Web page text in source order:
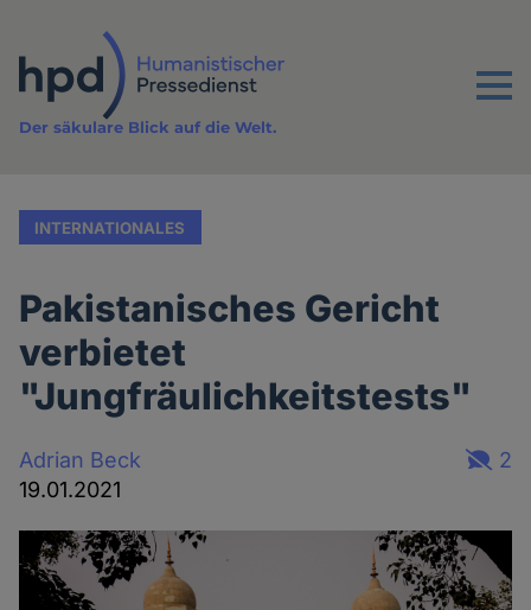
Inhalt
Menu
Der säkulare Blick auf die Welt.
INTERNATIONALES
Pakistanisches Gericht
verbietet
"Jungfräulichkeitstests"
Adrian Beck
19.01.2021
2